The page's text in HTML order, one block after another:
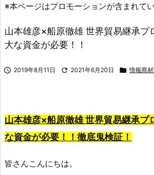
※本ページはプロモーションが含まれてい
山本雄彦×船原徹雄 世界貿易継承プ
大な資金が必要！！
 2019年8月11日  2021年6月20日  情報商
山本雄彦×船原徹雄 世界貿易継承プ
な資金が必要！！徹底鬼検証！
皆さんこんにちは。